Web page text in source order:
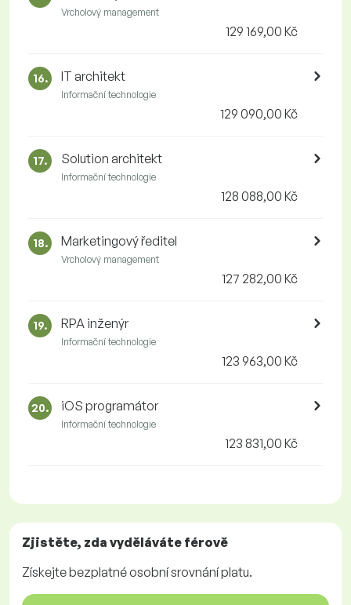
Vrcholový management
129 169,00 Kč
16. IT architekt
Informační technologie
129 090,00 Kč
17. Solution architekt
Informační technologie
128 088,00 Kč
18. Marketingový ředitel
Vrcholový management
127 282,00 Kč
19. RPA inženýr
Informační technologie
123 963,00 Kč
20. iOS programátor
Informační technologie
123 831,00 Kč
Zjistěte, zda vyděláváte férově
Získejtebezplatnéosobní srovnání platu.